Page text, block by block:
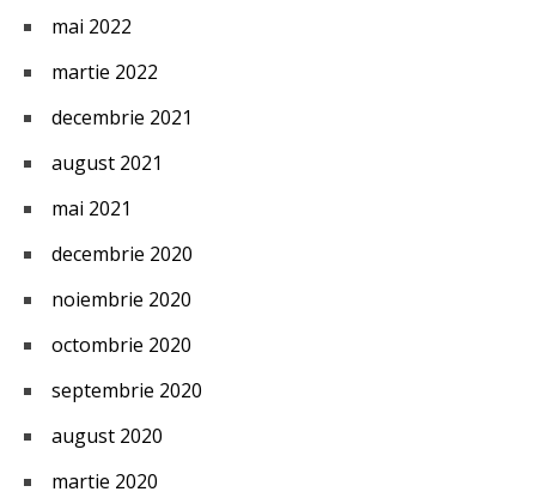
mai 2022
martie 2022
decembrie 2021
august 2021
mai 2021
decembrie 2020
noiembrie 2020
octombrie 2020
septembrie 2020
august 2020
martie 2020